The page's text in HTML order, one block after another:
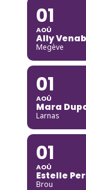
01
AOÛ
Ally
Megève
01
AOÛ
Mara
Larnas
01
AOÛ
Estelle
Brou